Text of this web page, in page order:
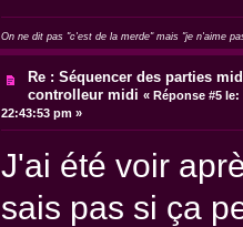
On ne dit pas "c'est de la merde" mais "je n'aime
Re : Séquencer des parties
controlleur midi «Réponse #5 le:
22:43:53 pm »
J'ai été voir
sais pas si ça